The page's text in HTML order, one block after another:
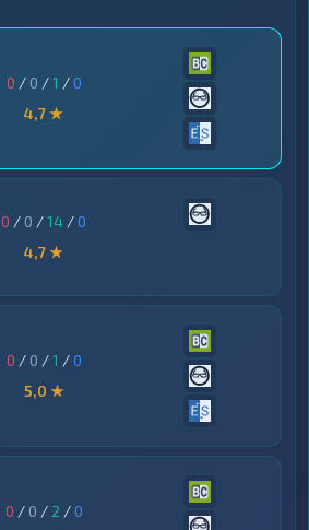
0 / 0 /1 /0
4,7 ★
0 / 0 /14 /0
4,7 ★
0 / 0 /1 /0
5,0 ★
0 / 0 / 2 /0